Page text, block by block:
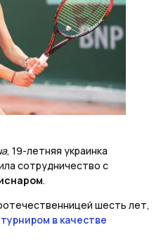
, 19-летняя украинка
сотрудничество с
.
шесть лет,
в качестве